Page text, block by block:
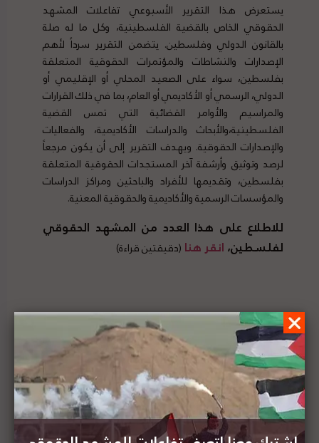
يستعرض هذا التقرير الأسبوعي تفاعلات المشهد
الحقوقي الخاص بالقضية الفلسطينية، وكل ما له صلة
بالقانون الدولي وفلسطين. يتضمن التقرير سرداً لأهم
الإصدارات والنشاطات والمؤتمرات الحقوقية المتعلقة
بفلسطين، سواء على الصعيد المحلي أو الإقليمي أو
الدولي، الرسمي أو الأكاديمي أو العام، بما في ذلك القرارات
والمراسيم والأوامر القضائية التي تمس القضية
الفلسطينية،والأبحاث والدراسات الأكاديمية، والفعاليات
والإصدارات الحقوقية. ويهدف التقرير إلى أن يكون مرجعاً
لرصد وتوثيق وأرشفة آخر المستجدات الحقوقية المتعلقة
بفلسطين، وتقديمها للأفراد والباحثين ومراكز الدراسات
والمؤسسات الرسمية والأكاديمية والحقوقية المعنية.
للاطلاع على هذا العدد من المشهد الحقوقي
لفلسطين، انقر هنا (دقيقتين قراءة)
البرلمان العربي يطالب بالإفراج عن الأسرى
الفلسطينيين